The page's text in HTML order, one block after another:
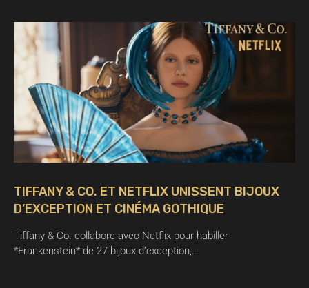
TIFFANY & CO. ET NETFLIX UNISSENT BIJOUX
D’EXCEPTION ET CINÉMA GOTHIQUE
Tiffany & Co. collabore avec Netflix pour habiller
*Frankenstein* de 27 bijoux d’exception,…